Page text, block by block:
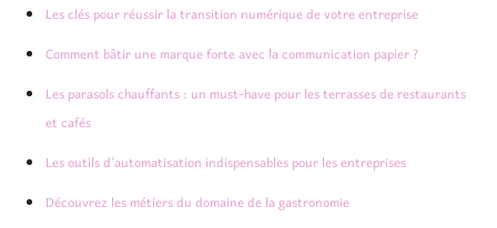
Les clés pour réussir la transition numérique de votre entreprise
Comment bâtir une marque forte avec la communication papier ?
Les parasols chauffants : un must-have pour les terrasses de restaurants
et cafés
Les outils d’automatisation indispensables pour les entreprises
Découvrez les métiers du domaine de la gastronomie